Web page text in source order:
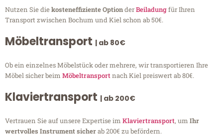
Nutzen Sie diekosteneffiziente OptionderBeiladungfür Ihren
Transport zwischen Bochum und Kiel schon ab 50€.
Möbeltransport | ab 80€
Ob ein einzelnes Möbelstück oder mehrere, wir transportieren Ihre
Möbel sicher beim Möbeltransportnach Kiel preiswert ab 80€.
Klaviertransport | ab 200€
Vertrauen Sie auf unsere Expertise im Klaviertransport, um Ihr
wertvolles Instrument sicherab 200€ zu befördern.